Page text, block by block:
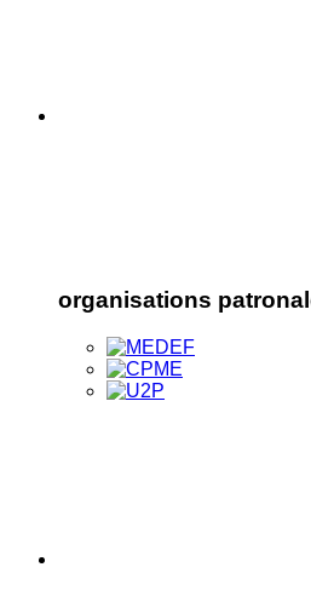
organisations